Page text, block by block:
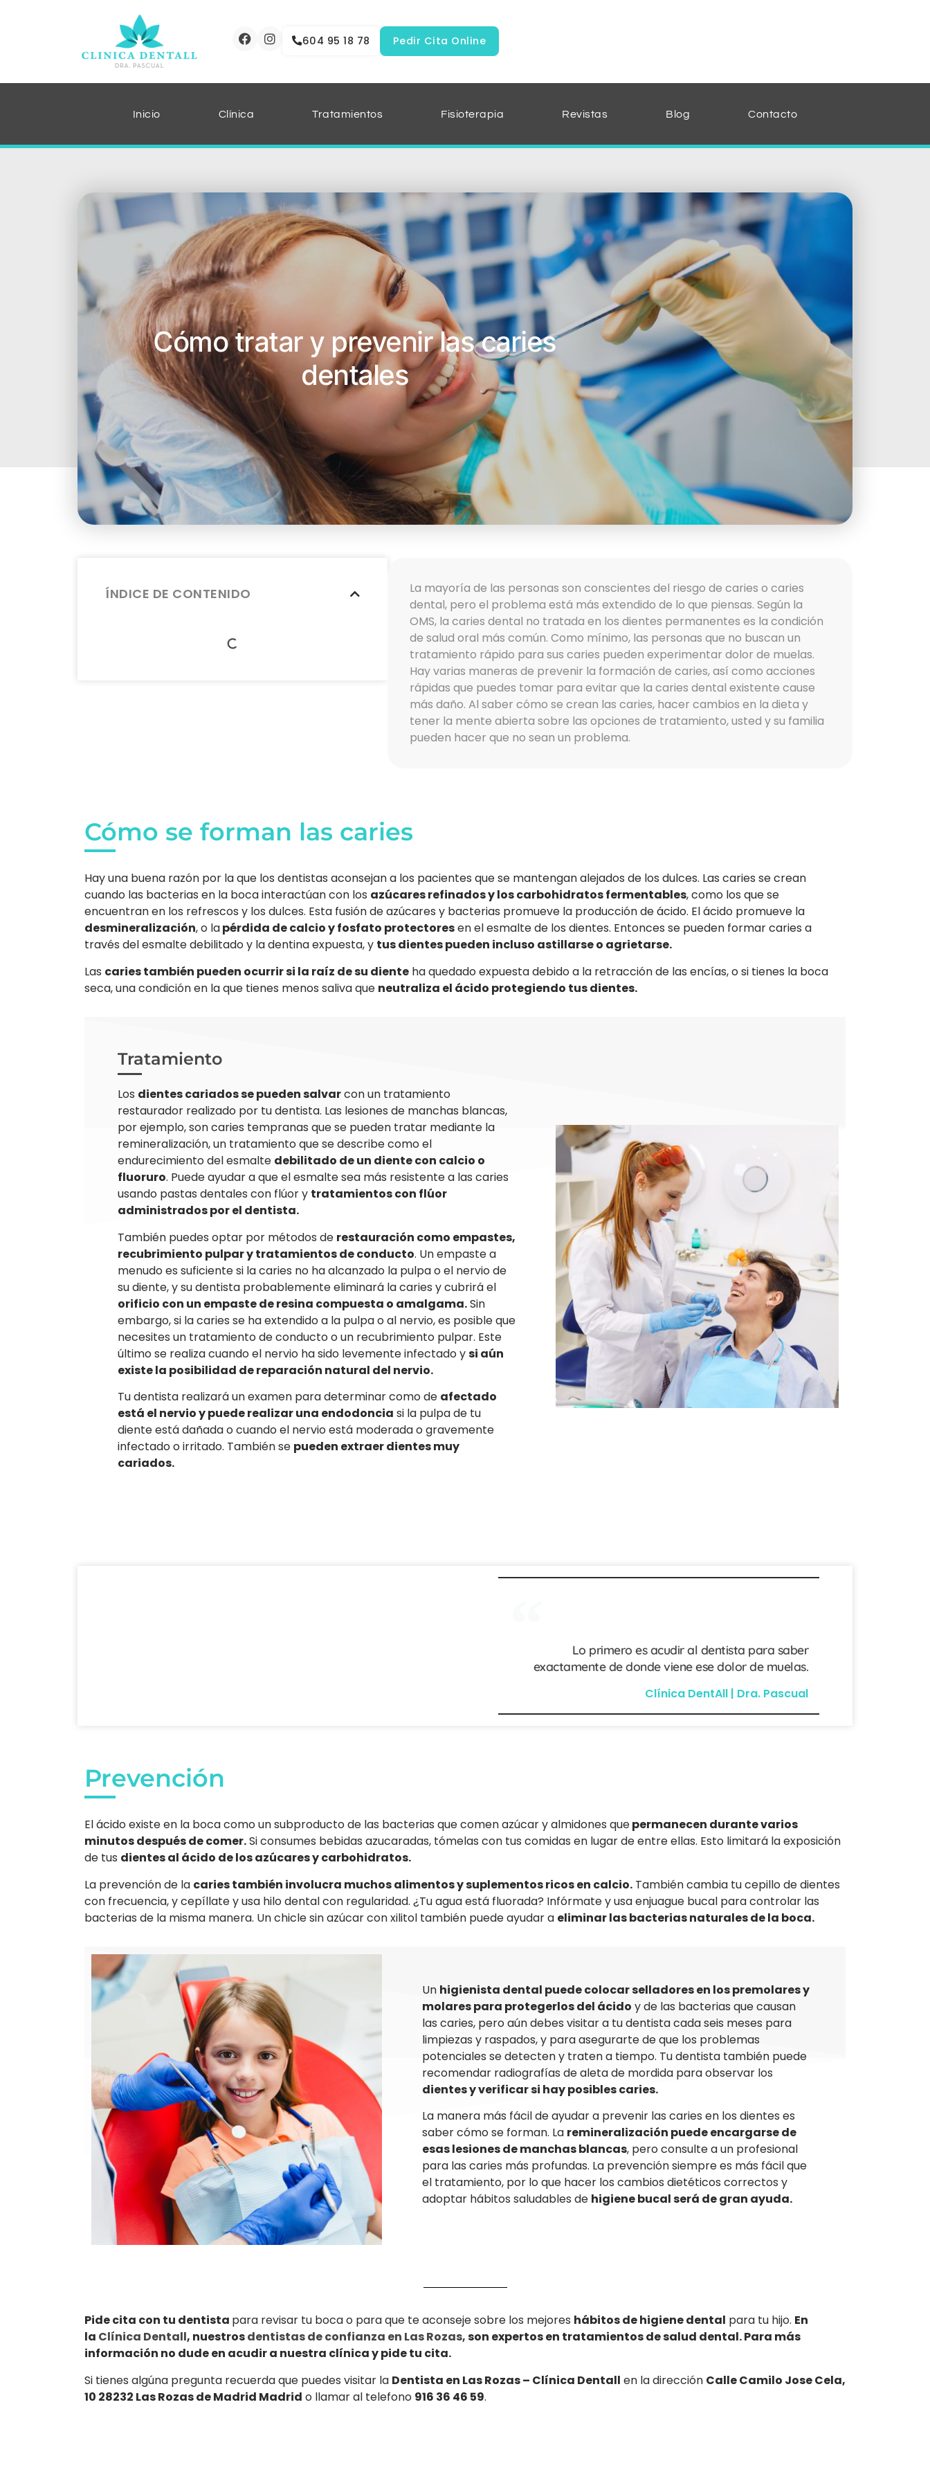
604 95 18 78 Pedir Cita Online
Inicio Clínica Tratamientos Fisioterapia Revistas Blog Contacto
Cómo tratar y prevenir las caries
dentales
ÍNDICE DE CONTENIDO
La mayoría de las personas son conscientes del riesgo de caries o caries
dental, pero el problema está más extendido de lo que piensas. Según la
OMS, la caries dental no tratada en los dientes permanentes es la condición
de salud oral más común. Como mínimo, las personas que no buscan un
tratamiento rápido para sus caries pueden experimentar dolor de muelas.
Hay varias maneras de prevenir la formación de caries, así como acciones
rápidas que puedes tomar para evitar que la caries dental existente cause
más daño. Al saber cómo se crean las caries, hacer cambios en la dieta y
tener la mente abierta sobre las opciones de tratamiento, usted y su familia
pueden hacer que no sean un problema.
Cómo se forman las caries
Hay una buena razón por la que los dentistas aconsejan a los pacientes que se mantengan alejados de los dulces. Las caries se crean
cuando las bacterias en la boca interactúan con los azúcares refinados y los carbohidratos fermentables, como los que se
encuentran en los refrescos y los dulces. Esta fusión de azúcares y bacterias promueve la producción de ácido. El ácido promueve la
desmineralización, o lapérdida de calcio y fosfato protectoresen el esmalte de los dientes. Entonces se pueden formar caries a
través del esmalte debilitado y la dentina expuesta, y tus dientes pueden incluso astillarse o agrietarse.
Las caries también pueden ocurrir si la raíz de su diente ha quedado expuesta debido a la retracción de las encías, o si tienes la boca
seca, una condición en la que tienes menos saliva que neutraliza el ácido protegiendo tus dientes.
Tratamiento
Los dientes cariados se pueden salvarcon un tratamiento
restaurador realizado por tu dentista. Las lesiones de manchas blancas,
por ejemplo, son caries tempranas que se pueden tratar mediante la
remineralización, un tratamiento que se describe como el
endurecimiento del esmalte debilitado de un diente con calcio o
fluoruro. Puede ayudar a que el esmalte sea más resistente a las caries
usando pastas dentales con flúor y tratamientos con flúor
administrados por el dentista.
También puedes optar por métodos de restauración como empastes,
recubrimiento pulpar y tratamientos de conducto. Un empaste a
menudo es suficiente si la caries no ha alcanzado la pulpa o el nervio de
su diente, y su dentista probablemente eliminará la caries y cubrirá el
orificio con un empaste de resina compuesta o amalgama.Sin
embargo, si la caries se ha extendido a la pulpa o al nervio, es posible que
necesites un tratamiento de conducto o un recubrimiento pulpar. Este
último se realiza cuando el nervio ha sido levemente infectado ysi aún
existe la posibilidad de reparación natural del nervio.
Tu dentista realizará un examen para determinar como de afectado
está el nervio y puede realizar una endodoncia si la pulpa de tu
diente está dañada o cuando el nervio está moderada o gravemente
infectado o irritado. También se pueden extraer dientes muy
cariados.
Lo primero es acudir al dentista para saber
exactamente de donde viene ese dolor de muelas.
Clínica DentAll | Dra. Pascual
Prevención
El ácido existe en la boca como un subproducto de las bacterias que comen azúcar y almidones quepermanecen durante varios
minutos después de comer.Si consumes bebidas azucaradas, tómelas con tus comidas en lugar de entre ellas. Esto limitará la exposición
de tus dientes al ácido de los azúcares y carbohidratos.
La prevención de la caries también involucra muchos alimentos y suplementos ricos en calcio. También cambia tu cepillo de dientes
con frecuencia, y cepíllate y usa hilo dental con regularidad. ¿Tu agua está fluorada? Infórmate y usa enjuague bucal para controlar las
bacterias de la misma manera. Un chicle sin azúcar con xilitol también puede ayudar a eliminar las bacterias naturales de la boca.
Un higienista dental puede colocar selladores en los premolares y
molares para protegerlos del ácido y de las bacterias que causan
las caries, pero aún debes visitar a tu dentista cada seis meses para
limpiezas y raspados, y para asegurarte de que los problemas
potenciales se detecten y traten a tiempo. Tu dentista también puede
recomendar radiografías de aleta de mordida para observar los
dientes y verificar si hay posibles caries.
La manera más fácil de ayudar a prevenir las caries en los dientes es
saber cómo se forman. La remineralización puede encargarse de
esas lesiones de manchas blancas, pero consulte a un profesional
para las caries más profundas. La prevención siempre es más fácil que
el tratamiento, por lo que hacer los cambios dietéticos correctos y
adoptar hábitos saludables de higiene bucal será de gran ayuda.
Pide cita con tu dentista para revisar tu boca o para que te aconseje sobre los mejores hábitos de higiene dental para tu hijo. En
la Clínica Dentall, nuestrosdentistas de confianza en Las Rozas,son expertos en tratamientos de salud dental. Para más
información no dude en acudir a nuestra clínica y pide tu cita.
Si tienes algúna pregunta recuerda que puedes visitar la Dentista en Las Rozas – Clínica Dentall en la dirección Calle Camilo Jose Cela,
10 28232 Las Rozas de Madrid Madrid o llamar al telefono 916 36 46 59.